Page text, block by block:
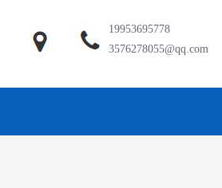
19953695778
3576278055@qq.com